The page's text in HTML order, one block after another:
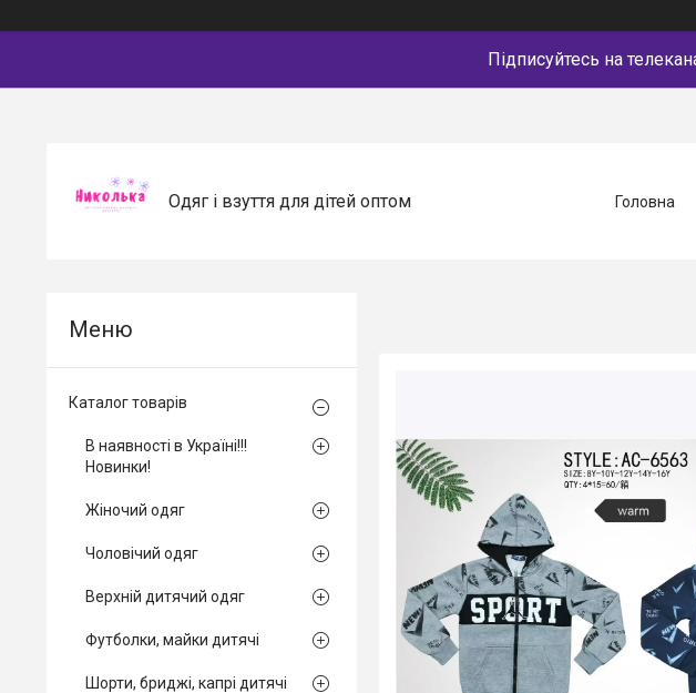
Підписуйтесь на
Одяг і взуття для дітей оптом Головна
Каталог товарів
В наявності в Україні!!!
Новинки!
Жіночий одяг
Чоловічий одяг
Верхній дитячий одяг
Футболки, майки дитячі
Шорти, бриджі, капрі дитячі